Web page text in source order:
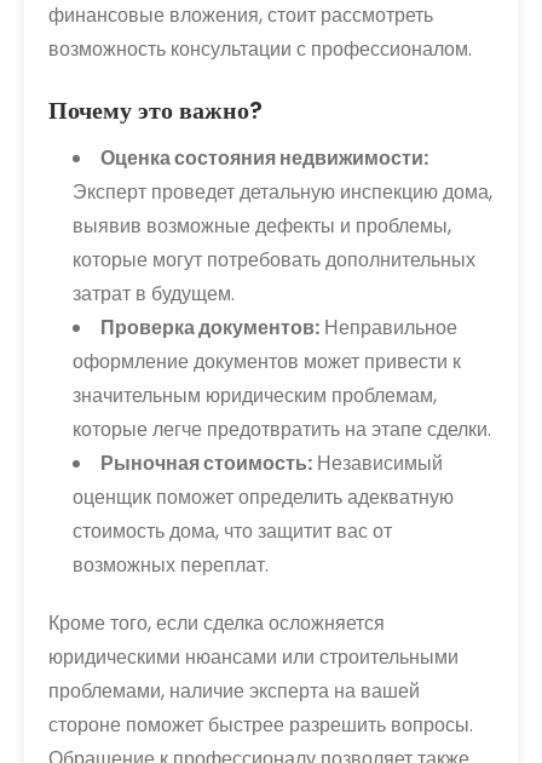
финансовые вложения, стоит рассмотреть
возможность консультации с профессионалом.
Почему это важно?
Оценка состояния недвижимости:
Эксперт проведет детальную инспекцию дома,
выявив возможные дефекты и проблемы,
которые могут потребовать дополнительных
затрат в будущем.
Проверка документов: Неправильное
оформление документов может привести к
значительным юридическим проблемам,
которые легче предотвратить на этапе сделки.
Рыночная стоимость: Независимый
оценщик поможет определить адекватную
стоимость дома, что защитит вас от
возможных переплат.
Кроме того, если сделка осложняется
юридическими нюансами или строительными
проблемами, наличие эксперта на вашей
стороне поможет быстрее разрешить вопросы.